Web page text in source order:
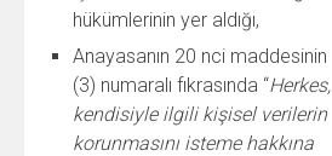
hükümlerinin yer aldığı,
Anayasanın 20 nci maddesinin
(3) numaralı fıkrasında “Herkes,
kendisiyle ilgili kişisel verilerin
korunmasını isteme hakkına